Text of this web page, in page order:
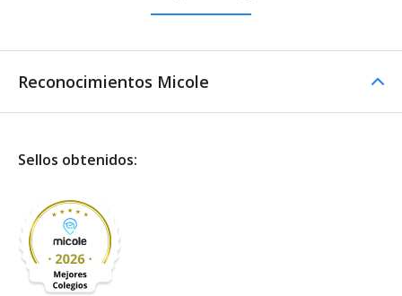
Reconocimientos Micole
Sellos obtenidos: